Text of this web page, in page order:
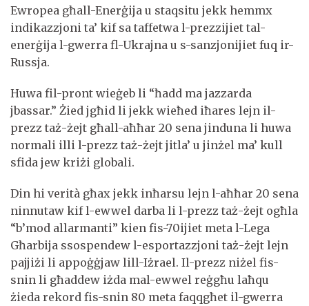
Ewropea għall-Enerġija u staqsitu jekk hemmx
indikazzjoni ta’ kif sa taffetwa l-prezzijiet tal-
enerġija l-gwerra fl-Ukrajna u s-sanzjonijiet fuq ir-
Russja.
Huwa fil-pront wieġeb li “ħadd ma jazzarda
jbassar.” Żied jgħid li jekk wieħed iħares lejn il-
prezz taż-żejt għall-aħħar 20 sena jinduna li huwa
normali illi l-prezz taż-żejt jitla’ u jinżel ma’ kull
sfida jew kriżi globali.
Din hi verità għax jekk inħarsu lejn l-aħħar 20 sena
ninnutaw kif l-ewwel darba li l-prezz taż-żejt ogħla
“b’mod allarmanti” kien fis-70ijiet meta l-Lega
Għarbija ssospendew l-esportazzjoni taż-żejt lejn
pajjiżi li appoġġjaw lill-Iżrael. Il-prezz niżel fis-
snin li għaddew iżda mal-ewwel reġgħu laħqu
żieda rekord fis-snin 80 meta faqqgħet il-gwerra